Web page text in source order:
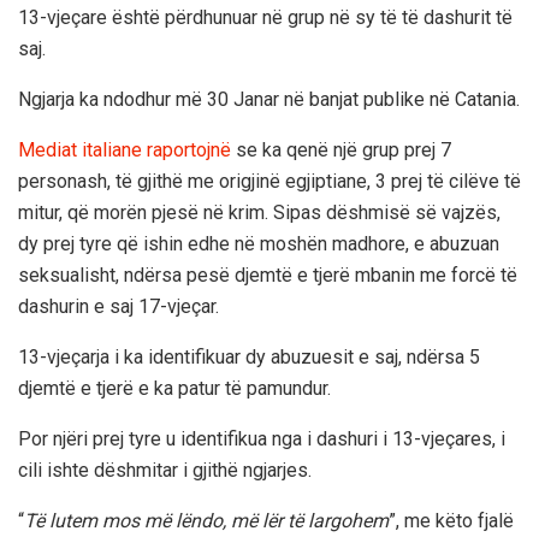
13-vjeçare është përdhunuar në grup në sy të të dashurit të
saj.
Ngjarja ka ndodhur më 30 Janar në banjat publike në Catania.
Mediat italiane raportojnë se ka qenë një grup prej 7
personash, të gjithë me origjinë egjiptiane, 3 prej të cilëve të
mitur, që morën pjesë në krim. Sipas dëshmisë së vajzës,
dy prej tyre që ishin edhe në moshën madhore, e abuzuan
seksualisht, ndërsa pesë djemtë e tjerë mbanin me forcë të
dashurin e saj 17-vjeçar.
13-vjeçarja i ka identifikuar dy abuzuesit e saj, ndërsa 5
djemtë e tjerë e ka patur të pamundur.
Por njëri prej tyre u identifikua nga i dashuri i 13-vjeçares, i
cili ishte dëshmitar i gjithë ngjarjes.
“Të lutem mos më lëndo, më lër të largohem”, me këto fjalë